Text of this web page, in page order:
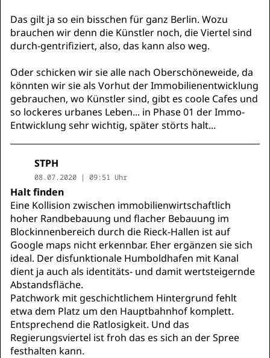
Das gilt ja so ein bisschen für ganz Berlin. Wozu
brauchen wir denn die Künstler noch, die Viertel sind
durch-gentrifiziert, also, das kann also weg.
Oder schicken wir sie alle nach Oberschöneweide, da
könnten wir sie als Vorhut der Immobilienentwicklung
gebrauchen, wo Künstler sind, gibt es coole Cafes und
so lockeres urbanes Leben... in Phase 01 der Immo-
Entwicklung sehr wichtig, später störts halt...
STPH
08.07.2020 | 09:51 Uhr
Halt finden
Eine Kollision zwischen immobilienwirtschaftlich
hoher Randbebauung und flacher Bebauung im
Blockinnenbereich durch die Rieck-Hallen ist auf
Google maps nicht erkennbar. Eher ergänzen sie sich
ideal. Der disfunktionale Humboldhafen mit Kanal
dient ja auch als identitäts- und damit wertsteigernde
Abstandsfläche.
Patchwork mit geschichtlichem Hintergrund fehlt
etwa dem Platz um den Hauptbahnhof komplett.
Entsprechend die Ratlosigkeit. Und das
Regierungsviertel ist froh das es sich an der Spree
festhalten kann.